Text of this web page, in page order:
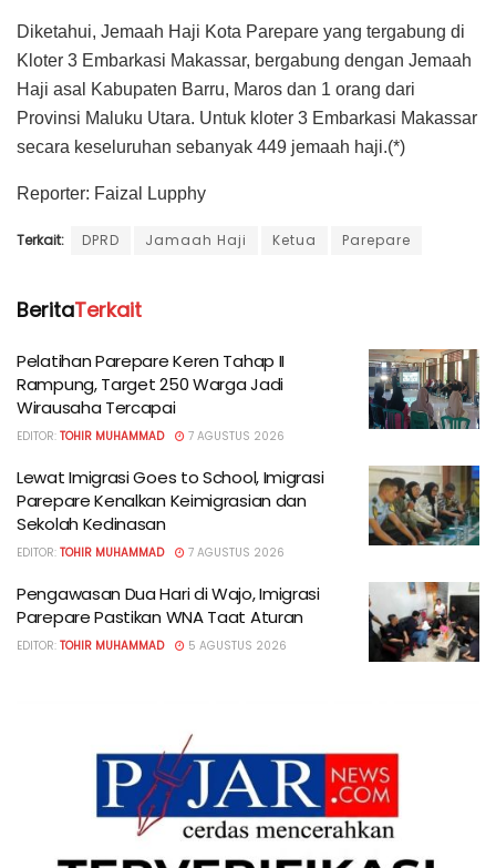
Diketahui, Jemaah Haji Kota Parepare yang tergabung di
Kloter 3 Embarkasi Makassar, bergabung dengan Jemaah
Haji asal Kabupaten Barru, Maros dan 1 orang dari
Provinsi Maluku Utara. Untuk kloter 3 Embarkasi Makassar
secara keseluruhan sebanyak 449 jemaah haji.(*)
Reporter: Faizal Lupphy
Terkait: DPRD Jamaah Haji Ketua Parepare
BeritaTerkait
Pelatihan Parepare Keren Tahap II
Rampung, Target 250 Warga Jadi
Wirausaha Tercapai
EDITOR: TOHIR MUHAMMAD 7 AGUSTUS 2026
Lewat Imigrasi Goes to School, Imigrasi
Parepare Kenalkan Keimigrasian dan
Sekolah Kedinasan
EDITOR: TOHIR MUHAMMAD 7 AGUSTUS 2026
Pengawasan Dua Hari di Wajo, Imigrasi
Parepare Pastikan WNA Taat Aturan
EDITOR: TOHIR MUHAMMAD 5 AGUSTUS 2026